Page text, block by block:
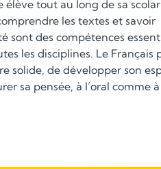
élève tout au long de sa
les textes et savoir
sont des compétences
les disciplines. Le Français
solide, de développer son
sa pensée, à l’oral comme à
et la
de la langue française est
sans fautes, construire des